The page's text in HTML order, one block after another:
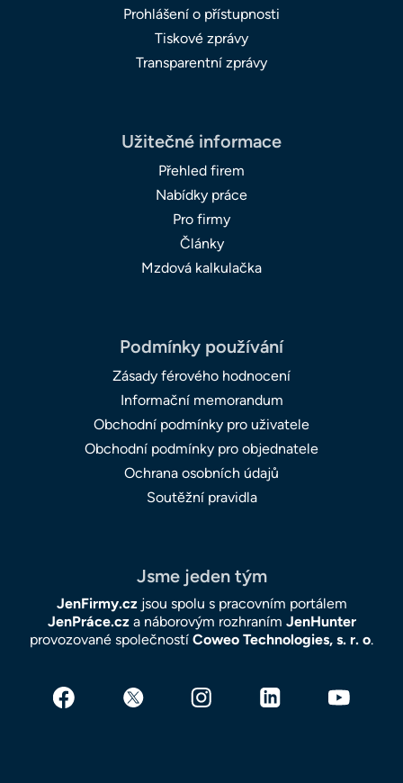
Prohlášení o přístupnosti
Tiskové zprávy
Transparentní zprávy
Užitečné informace
Přehled firem
Nabídky práce
Pro firmy
Články
Mzdová kalkulačka
Podmínky používání
Zásady férového hodnocení
Informační memorandum
Obchodní podmínky pro uživatele
Obchodní podmínky pro objednatele
Ochrana osobních údajů
Soutěžní pravidla
Jsme jeden tým
JenFirmy.czjsou spolu s pracovním portálem
JenPráce.cza náborovým rozhraním JenHunter
provozované společností Coweo Technologies, s. r. o.